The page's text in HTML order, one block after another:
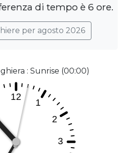
di tempo è 6 ore.
per agosto 2026
: Sunrise (00:00)